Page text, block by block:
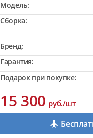
Модель:
Сборка:
Бренд:
Гарантия:
Подарок при покупке:
15 300руб./шт